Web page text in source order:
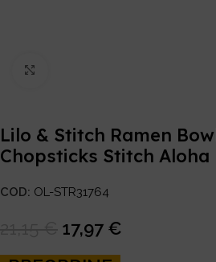
Lilo & Stitch Ramen
Chopsticks Stitch Aloha
COD: OL-STR31764
17,97 €